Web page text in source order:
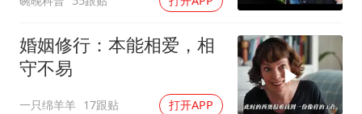
“开学三件套”全线暴涨
总书记点赞的非遗苗绣焕发新生机
婚姻修行：本能相爱，相
守不易
一只绵羊羊 17跟贴 打开APP